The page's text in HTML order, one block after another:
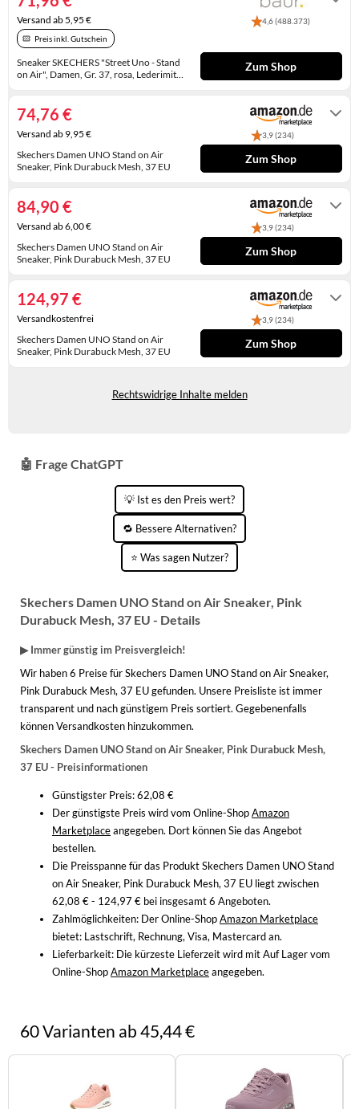
KINDERSCHUHE
LAUFSCHUHE
OUTDOOR-SCHUHE
PANTOLETTEN
PUMPS
SANDALEN
SCHUHZUBEHÖR
STIEFELETTEN
TREKKINGSANDALEN
STRANDTASCHEN
TASCHEN-ZUBEHÖR
Sneaker SKECHERS "Street Uno - Stand
on Air", Damen, Gr. 37, rosa, Lederimitat,
Foam (21915848-37) rosa
4,6 (488.373)
Preis inkl. Gutschein
Versand ab 5,95 €
Zum Shop
Skechers Damen UNO Stand on Air
Sneaker, Pink Durabuck Mesh, 37 EU
3,9 (234)
74,76 €
Versand ab 9,95 €
Zum Shop
Skechers Damen UNO Stand on Air
Sneaker, Pink Durabuck Mesh, 37 EU
3,9 (234)
84,90 €
Versand ab 6,00 €
Zum Shop
Skechers Damen UNO Stand on Air
Sneaker, Pink Durabuck Mesh, 37 EU
3,9 (234)
124,97 €
Versandkostenfrei
Zum Shop
Rechtswidrige Inhalte melden
🤖 Frage ChatGPT
💡 Ist es den Preis wert?
🔁 Bessere Alternativen?
⭐ Was sagen Nutzer?
Skechers Damen UNO Stand on Air Sneaker, Pink
Durabuck Mesh, 37 EU - Details
▶ Immer günstig im Preisvergleich!
Wir haben 6 Preise für Skechers Damen UNO Stand on Air Sneaker,
Pink Durabuck Mesh, 37 EU gefunden. Unsere Preisliste ist immer
transparent und nach günstigem Preis sortiert. Gegebenenfalls
können Versandkosten hinzukommen.
Skechers Damen UNO Stand on Air Sneaker, Pink Durabuck Mesh,
37 EU - Preisinformationen
Günstigster Preis: 62,08 €
Der günstigste Preis wird vom Online-ShopAmazon
Marketplaceangegeben. Dort können Sie das Angebot
bestellen.
Die Preisspanne für das Produkt Skechers Damen UNO Stand
on Air Sneaker, Pink Durabuck Mesh, 37 EU liegt zwischen
62,08 € - 124,97 € bei insgesamt 6 Angeboten.
Zahlmöglichkeiten: Der Online-ShopAmazon Marketplace
bietet: Lastschrift, Rechnung, Visa, Mastercard an.
Lieferbarkeit: Die kürzeste Lieferzeit wird mit Auf Lager vom
Online-ShopAmazon Marketplaceangegeben.
60 Varianten ab 45,44 €